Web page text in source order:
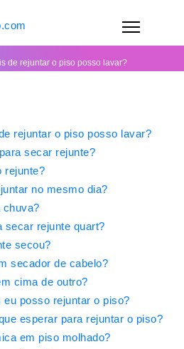
de rejuntar o piso posso lavar?
rejuntar o piso posso lavar?
secar rejunte?
rejunte?
no mesmo dia?
chuva?
secar rejunte quart?
secou?
secador de cabelo?
cima de outro?
posso rejuntar o piso?
esperar para rejuntar o piso?
em piso molhado?